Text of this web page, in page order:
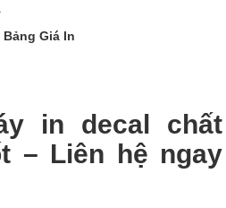
Bảng Giá In
in decal chất
– Liên hệ ngay